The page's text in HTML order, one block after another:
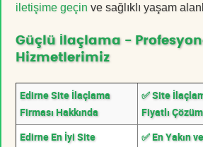
iletişime geçin ve sağlıklı yaşam
Güçlü İlaçlama -
Hizmetlerimiz
Edirne Site İlaçlama
Firması Hakkında
✅ Site
Fiyatlı
Edirne En İyi Site
✅ En Yakın